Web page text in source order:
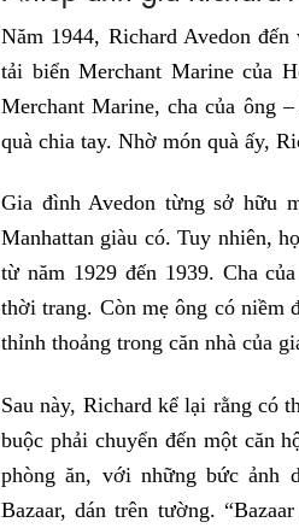
Năm 1944, Richard Avedon
tải biển Merchant Marine của
Merchant Marine, cha của ông
quà chia tay. Nhờ món quà ấy,
Gia đình Avedon từng sở hữu
Manhattan giàu có. Tuy nhiên,
từ năm 1929 đến 1939. Cha
thời trang. Còn mẹ ông có niềm
thỉnh thoảng trong căn nhà của
Sau này, Richard kể lại rằng có
buộc phải chuyển đến một căn
phòng ăn, với những bức ảnh
Bazaar, dán trên tường.